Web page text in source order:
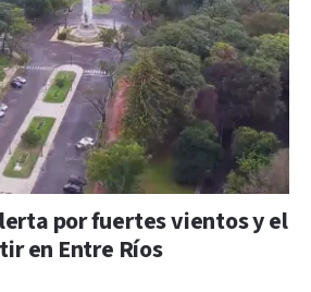
por fuertes vientos y el
en Entre Ríos